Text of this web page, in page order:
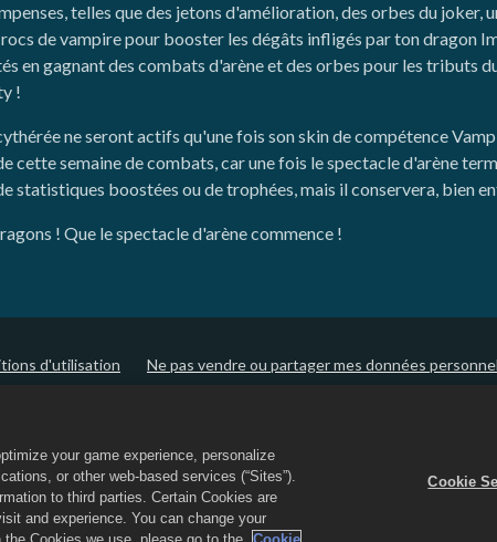
telles que des jetons d'amélioration, des orbes du
de vampire pour booster les dégâts infligés par ton dragon
en gagnant des combats d'arène et des orbes pour les tributs
!
ne seront actifs qu'une fois son skin de compétence
cette semaine de combats, car une fois le spectacle d'arène
statistiques boostées ou de trophées, mais il conservera, bien
! Que le spectacle d'arène commence !
d'utilisation
Ne pas vendre ou partager mes données
logo Dragon City sont des marques déposées de Social Point S.L. Tous droits
par Zynga, Inc. Les offres sont uniquement valides dans le jeu
en fonction des régions.
your game experience, personalize
or other web-based services (“Sites”).
to third parties. Certain Cookies are
and experience. You can change your
Cookie